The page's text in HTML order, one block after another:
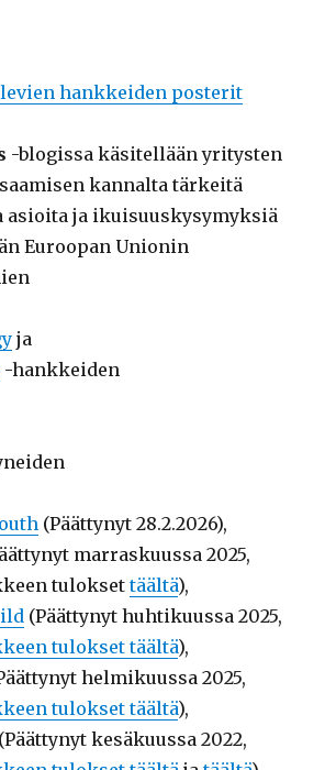
hankkeiden posterit
-blogissa käsitellään yritysten
kannalta tärkeitä
asioita ja ikuisuuskysymyksiä
Euroopan Unionin
ja
-hankkeiden
(Päättynyt 28.2.2026),
marraskuussa 2025,
tuloksettäältä),
(Päättynyt huhtikuussa 2025,
tulokset täältä),
helmikuussa 2025,
tulokset täältä),
(Päättynyt kesäkuussa 2022,